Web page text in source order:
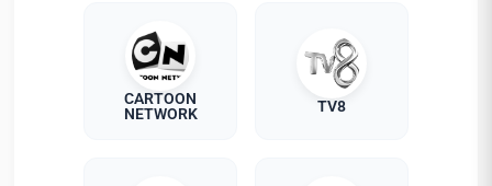
CARTOON
NETWORK
TV8